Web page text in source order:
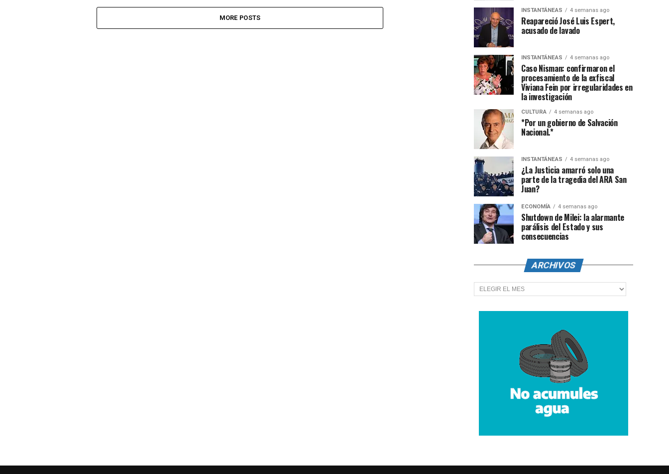
MORE POSTS
INSTANTÁNEAS 4 semanas ago
Reapareció José Luis Espert,
acusado de lavado
INSTANTÁNEAS 4 semanas ago
Caso Nisman: confirmaron el
procesamiento de la exfiscal
Viviana Fein por irregularidades en
la investigación
CULTURA 4 semanas ago
*Por un gobierno de Salvación
Nacional.*
INSTANTÁNEAS 4 semanas ago
¿La Justicia amarró solo una
parte de la tragedia del ARA San
Juan?
ECONOMÍA 4 semanas ago
Shutdown de Milei: la alarmante
parálisis del Estado y sus
consecuencias
ARCHIVOS
Archivos